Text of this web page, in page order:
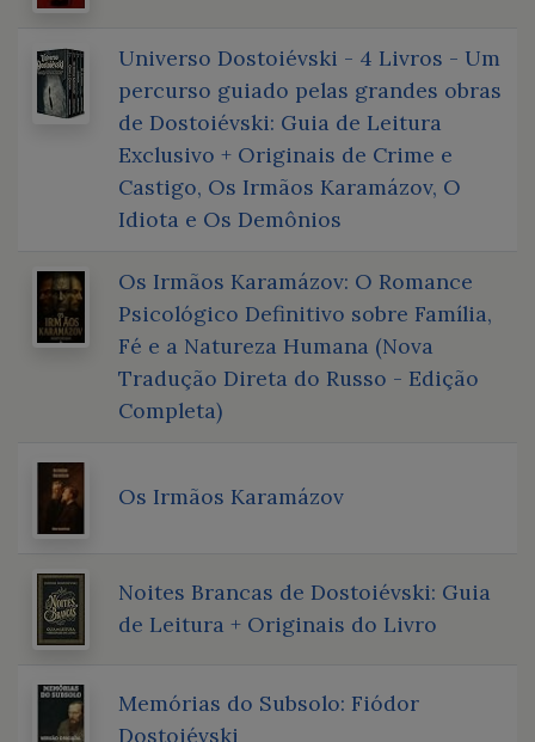
Universo Dostoiévski - 4 Livros - Um
percurso guiado pelas grandes obras
de Dostoiévski: Guia de Leitura
Exclusivo + Originais de Crime e
Castigo, Os Irmãos Karamázov, O
Idiota e Os Demônios
Os Irmãos Karamázov: O Romance
Psicológico Definitivo sobre Família,
Fé e a Natureza Humana (Nova
Tradução Direta do Russo - Edição
Completa)
Os Irmãos Karamázov
Noites Brancas de Dostoiévski: Guia
de Leitura + Originais do Livro
Memórias do Subsolo: Fiódor
Dostoiévski